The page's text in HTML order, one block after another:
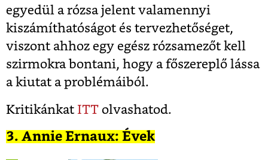
egyedül a rózsa jelent valamennyi
kiszámíthatóságot és tervezhetőséget,
viszont ahhoz egy egész rózsamezőt kell
szirmokra bontani, hogy a főszereplő lássa
a kiutat a problémáiból.
Kritikánkat ITT olvashatod.
3. Annie Ernaux: Évek